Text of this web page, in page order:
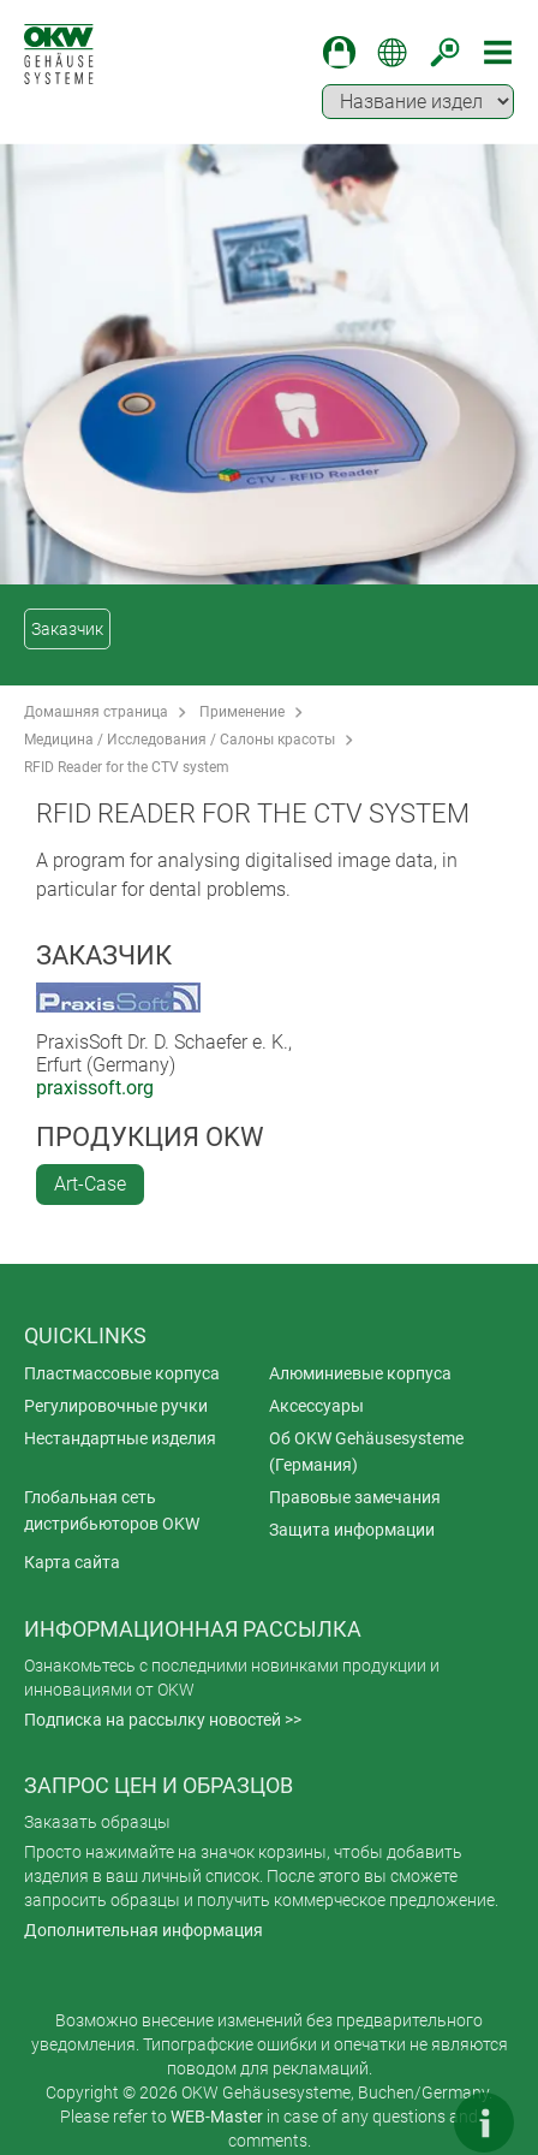
Заказчик
Домашняя страница
Применение
Медицина / Исследования / Салоны красоты
RFID Reader for the CTV system
RFID READER FOR THE CTV SYSTEM
A program for analysing digitalised image data, in
particular for dental problems.
ЗАКАЗЧИК
PraxisSoft Dr. D. Schaefer e. K.,
Erfurt (Germany)
praxissoft.org
ПРОДУКЦИЯ OKW
Art-Case
QUICKLINKS
Пластмассовые корпуса
Алюминиевые корпуса
Регулировочные ручки
Аксессуары
Нестандартные изделия
Об OKW Gehäusesysteme
(Германия)
Глобальная сеть
дистрибьюторов OKW
Правовые замечания
Защита информации
Карта сайта
ИНФОРМАЦИОННАЯ РАССЫЛКА
Ознакомьтесь с последними новинками продукции и
инновациями от OKW
Подписка на рассылку новостей >>
ЗАПРОС ЦЕН И ОБРАЗЦОВ
Заказать образцы
Просто нажимайте на значок корзины, чтобы добавить
изделия в ваш личный список. После этого вы сможете
запросить образцы и получить коммерческое предложение.
Дополнительная информация
Возможно внесение изменений без предварительного
уведомления. Типографские ошибки и опечатки не являются
поводом для рекламаций.
Copyright © 2026 OKW Gehäusesysteme, Buchen/Germany.
Please refer toWEB-Master in case of any questions and
comments.